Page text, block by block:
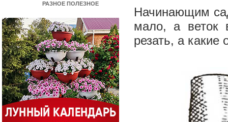
РАЗНОЕ ПОЛЕЗНОЕ
Начинающим
мало, а веток
резать, а какие